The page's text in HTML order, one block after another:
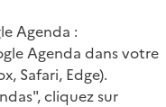
Agenda :
Agenda dans votre
Safari, Edge).
cliquez sur